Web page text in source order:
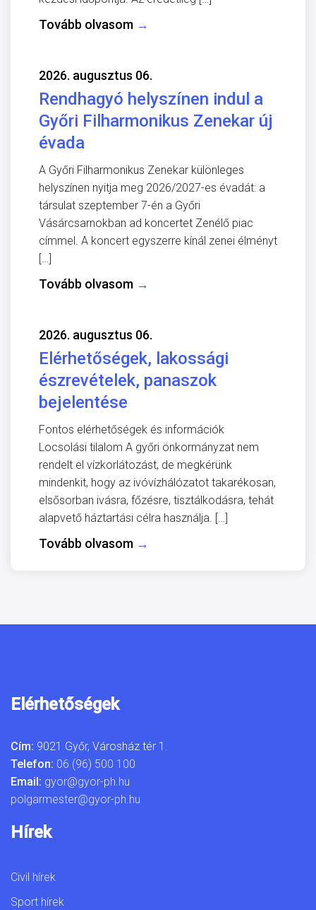
Tovább olvasom →
2026. augusztus 06.
Rendhagyó helyszínen indul a
Győri Filharmonikus Zenekar új
évada
A Győri Filharmonikus Zenekar különleges
helyszínen nyitja meg 2026/2027-es évadát: a
társulat szeptember 7-én a Győri
Vásárcsarnokban ad koncertet Zenélő piac
címmel. A koncert egyszerre kínál zenei élményt
[…]
Tovább olvasom →
2026. augusztus 06.
Elérhetőségek, lakossági
észrevételek, panaszok
bejelentése
Fontos elérhetőségek és információk
Locsolási tilalom A győri önkormányzat nem
rendelt el vízkorlátozást, de megkérünk
mindenkit, hogy az ivóvízhálózatot takarékosan,
elsősorban ivásra, főzésre, tisztálkodásra, tehát
alapvető háztartási célra használja. […]
Tovább olvasom →
Elérhetőségek
Cím: 9021 Győr, Városház tér 1.
Telefon: 06 (96) 500 100
Email: gyor@gyor-ph.hu
polgarmester@gyor-ph.hu
Hírek
Civil hírek
Sport hírek